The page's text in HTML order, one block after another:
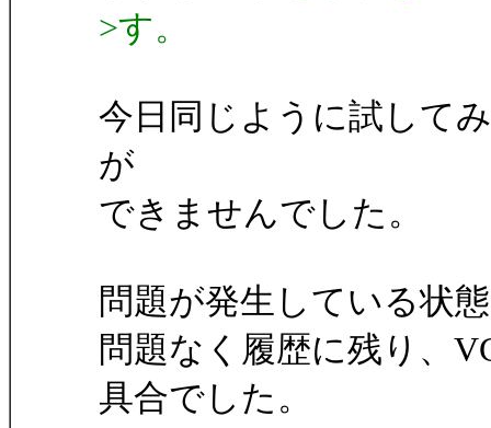
>す。
今日同じように試して
が
できませんでした。
問題が発生している状
問題なく履歴に残り、
具合でした。